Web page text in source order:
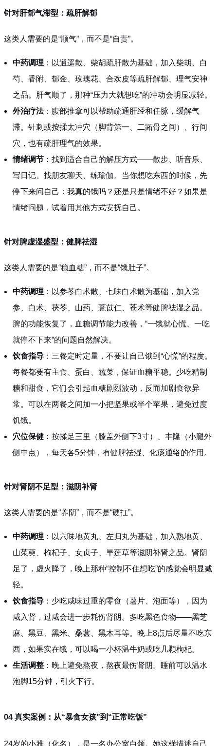
针对肝郁气滞型：疏肝解郁
这类人需要的是“顺气”，而不是“自责”。
中药调理 ：以逍遥散、柴胡疏肝散为基础，加入柴胡、白
芍、香附、郁金、玫瑰花、合欢皮等疏肝解郁、理气安神
之品。肝气顺了，那种“压力大就想吃”的冲动会明显减轻。
外治疗法：腹部推拿可以帮助疏通肝经和任脉，缓解气
滞。针刺或按揉太冲穴（脚背第一、二跖骨之间）、行间
穴，也有疏肝理气的效果。
情绪调节 ：找到适合自己的解压方式——散步、听音乐、
写日记、找朋友聊天、练瑜伽。当你想吃东西的时候，先
停下来问自己：我真的饿吗？还是只是情绪不好？如果是
情绪问题，试着用其他方式安抚自己。
针对脾虚湿盛型：健脾祛湿
这类人需要的是“稳血糖”，而不是“饿肚子”。
中药调理 ：以参苓白术散、七味白术散为基础，加入党
参、白术、茯苓、山药、薏苡仁、苍术等健脾祛湿之品。
脾的功能恢复了，血糖调节能力改善，“一饿就心慌、一吃
就停不下来”的问题自然解决。
饮食指导 ：三餐定时定量，不要让自己饿到“心慌”的程度。
每餐都要有主食、蛋白、蔬菜，保证血糖平稳。少吃精制
糖和甜食，它们会引起血糖剧烈波动，反而加剧食欲异
常。可以在两餐之间加一小把坚果或半个苹果，避免过度
饥饿。
穴位保健 ：按揉足三里（膝盖外侧下3寸）、丰隆（小腿外
侧中点），每天各5分钟，有健脾祛湿、化痰通络的作用。
针对肾阴不足型：滋阴补肾
这类人需要的是“养阴”，而不是“硬扛”。
中药调理 ：以六味地黄丸、左归丸为基础，加入熟地黄、
山茱萸、枸杞子、女贞子、旱莲草等滋阴补肾之品。肾阴
足了，虚火降了，晚上那种“控制不住想吃”的感觉会明显减
轻。
饮食指导 ：少吃咸味过重的零食（薯片、泡面等），因为
咸入肾，过咸会进一步耗伤肾阴。多吃黑色食物——黑芝
麻、黑豆、黑米、桑葚、黑木耳等。晚上8点后尽量不吃东
西，如果实在饿，可以喝一小杯温牛奶或吃几颗枸杞。
生活调整 ：晚上避免熬夜，熬夜最伤肾阴。睡前可以温水
泡脚15分钟，引火下行。
04 真实案例：从“暴食女孩”到“正常吃饭”
24岁的小雅（化名），是一名办公室白领。她这样描述自己